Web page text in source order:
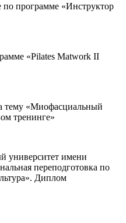
по программе «Инструктор
«Pilates Matwork II
тему «Миофасциальный
тренинге»
университет имени
переподготовка по
Диплом